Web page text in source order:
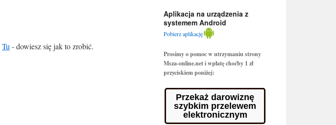
Tu - dowiesz się jak to zrobić.
Aplikacja na urządzenia z
systemem Android
Pobierz aplikację
Prosimy o pomoc w utrzymaniu strony
Msza-online.net i wpłatę choćby 1 zł
przyciskiem poniżej:
Przekaż darowiznę
szybkim przelewem
elektronicznym